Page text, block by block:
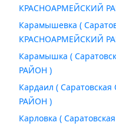
КРАСНОАРМЕЙСКИЙ
Карамышевка (
КРАСНОАРМЕЙСКИЙ
Карамышка (
РАЙОН )
Кардаил (
РАЙОН )
Карловка (